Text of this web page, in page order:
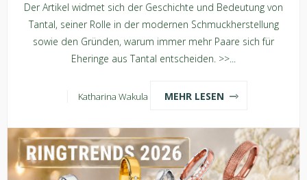
Der Artikel widmet sich der Geschichte und Bedeutung von
Tantal, seiner Rolle in der modernen Schmuckherstellung
sowie den Gründen, warum immer mehr Paare sich für
Eheringe aus Tantal entscheiden. >>...
Katharina Wakula MEHR LESEN